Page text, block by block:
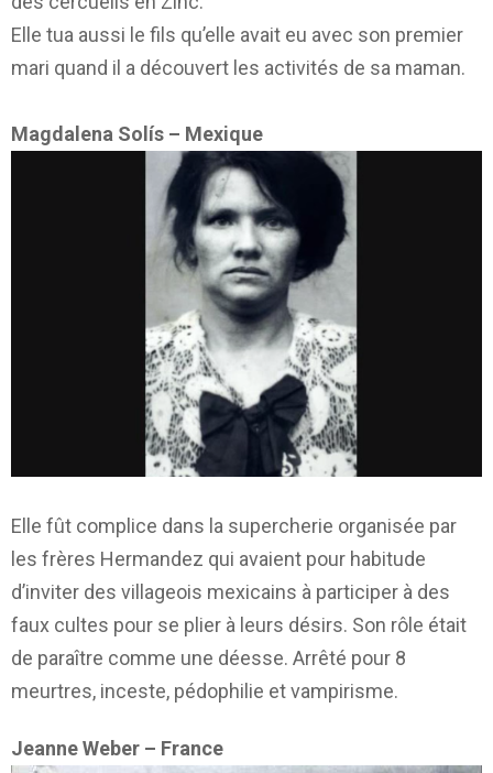
Elle tua aussi le fils qu’elle avait eu avec son premier
mari quand il a découvert les activités de sa maman.
Magdalena Solís – Mexique
Elle fût complice dans la supercherie organisée par
les frères Hermandez qui avaient pour habitude
d’inviter des villageois mexicains à participer à des
faux cultes pour se plier à leurs désirs. Son rôle était
de paraître comme une déesse. Arrêté pour 8
meurtres, inceste, pédophilie et vampirisme.
Jeanne Weber – France